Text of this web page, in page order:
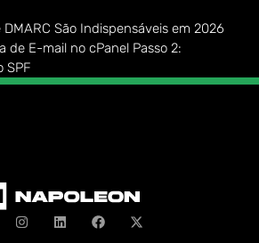
DMARC São Indispensáveis em 2026
de E-mail no cPanel Passo 2:
SPF